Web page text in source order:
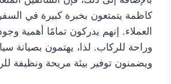
كاظمة يتمتعون بخبرة كبيرة في
العملاء. إنهم يدركون تمامًا أهمية
وراحة للركاب. لذا، يهتمون بصيانة
ويضمنون توفير بيئة مريحة ونظيفة